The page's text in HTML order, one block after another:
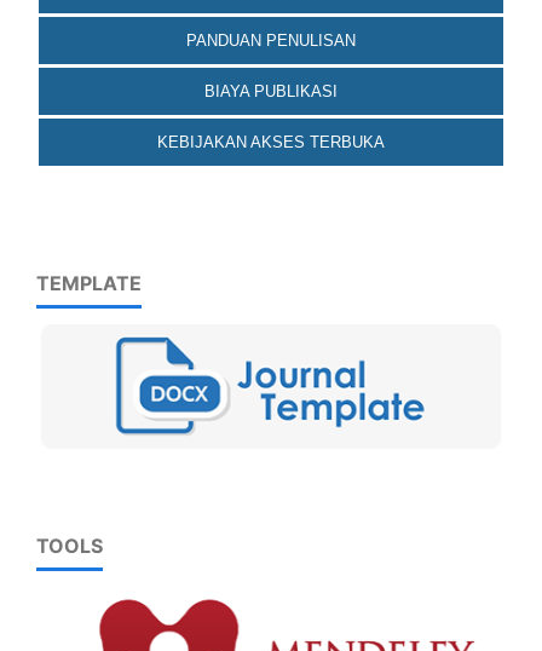
PANDUAN PENULISAN
BIAYA PUBLIKASI
KEBIJAKAN AKSES TERBUKA
TEMPLATE
TOOLS